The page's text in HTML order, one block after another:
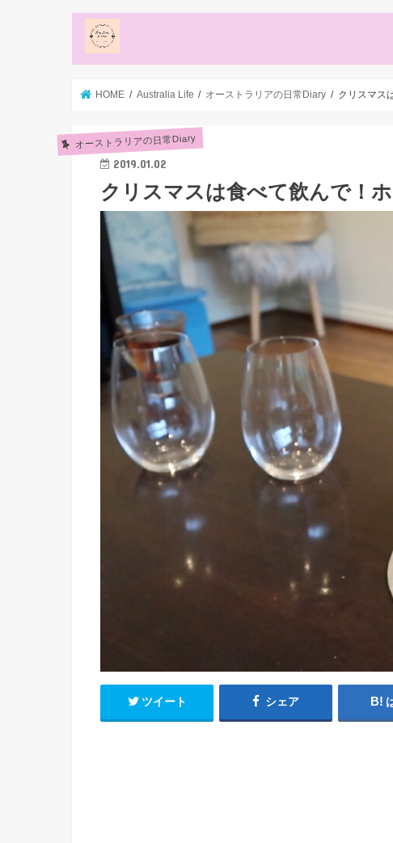
HOME Australia Life オーストラリアの日常Diary クリスマス
オーストラリアの日常Diary
2019.01.02
クリスマスは食べて飲んで！
ツイート シェア